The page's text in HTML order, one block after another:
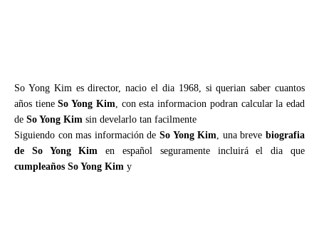
So Yong Kim es director, nacio el dia 1968, si querian saber cuantos
años tieneSo Yong Kim, con esta informacion podran calcular la edad
de So Yong Kim sin develarlo tan facilmente
Siguiendo con mas información de So Yong Kim, una brevebiografia
de So Yong Kim en español seguramente incluirá el dia que
cumpleaños So Yong Kim y